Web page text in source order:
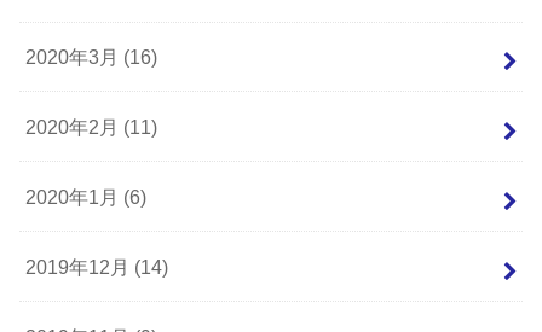
2020年3月 (16)
2020年2月 (11)
2020年1月 (6)
2019年12月 (14)